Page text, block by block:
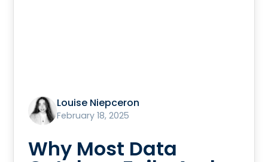
Louise Niepceron
February 18, 2025
Why Most Data